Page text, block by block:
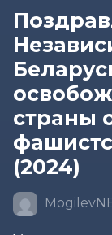
страны
(2024)